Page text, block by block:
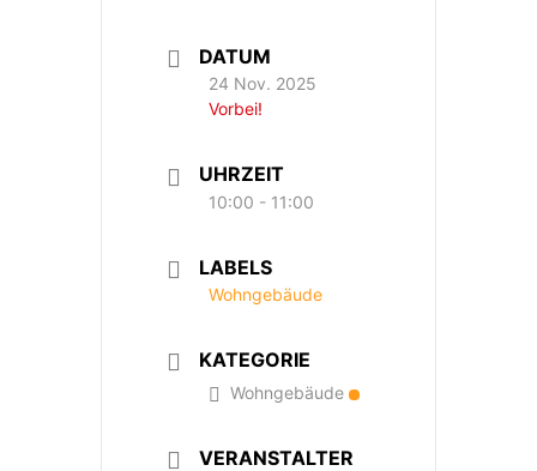
DATUM
24 Nov. 2025
Vorbei!
UHRZEIT
10:00 - 11:00
LABELS
Wohngebäude
KATEGORIE
Wohngebäude
VERANSTALTER